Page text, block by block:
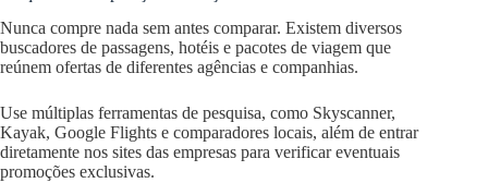
Nunca compre nada sem antes comparar. Existem diversos
buscadores de passagens, hotéis e pacotes de viagem que
reúnem ofertas de diferentes agências e companhias.
Use múltiplas ferramentas de pesquisa, como Skyscanner,
Kayak, Google Flights e comparadores locais, além de entrar
diretamente nos sites das empresas para verificar eventuais
promoções exclusivas.